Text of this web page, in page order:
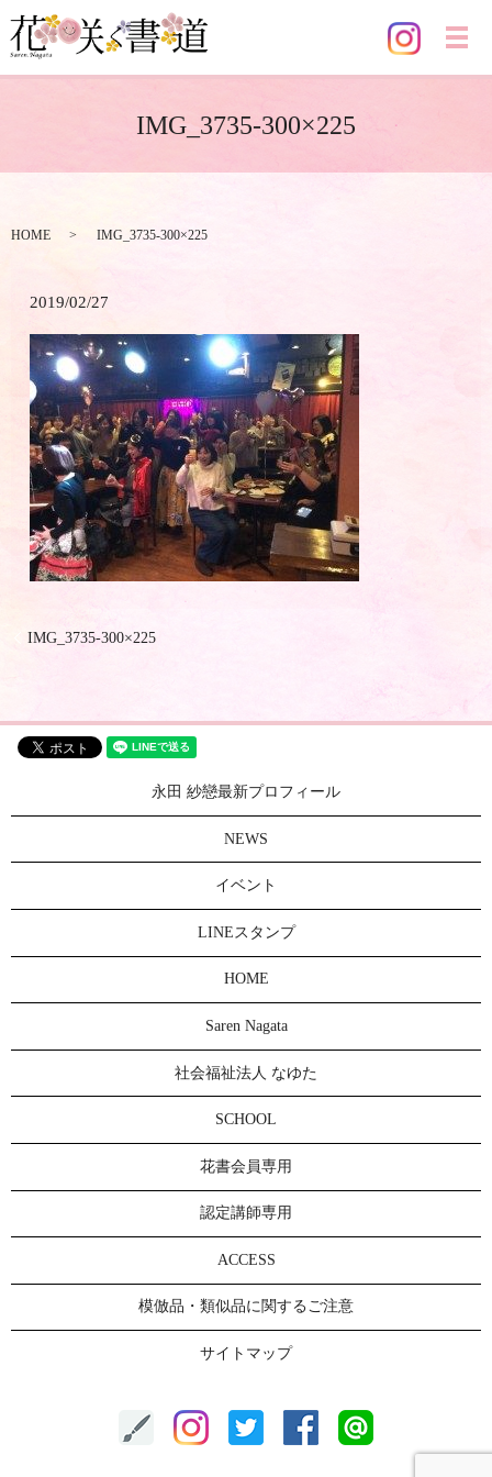
メ
IMG_3735-300×225
HOME IMG_3735-300×225
2019/02/27
IMG_3735-300×225
永田 紗戀最新プロフィール
NEWS
イベント
LINEスタンプ
HOME
Saren Nagata
社会福祉法人 なゆた
SCHOOL
花書会員専用
認定講師専用
ACCESS
模倣品・類似品に関するご注意
サイトマップ